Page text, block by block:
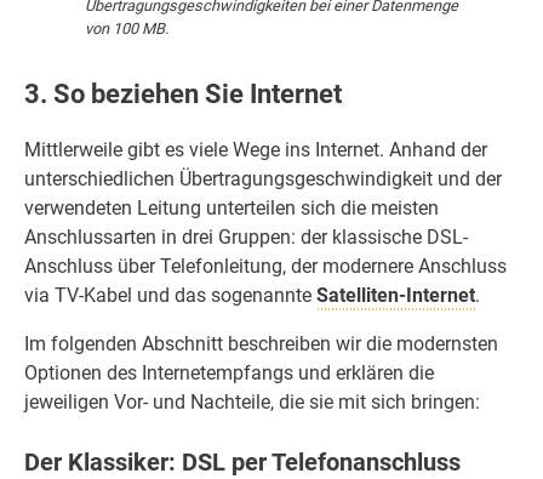
Übertragungsgeschwindigkeiten bei einer Datenmenge
von 100 MB.
3. So beziehen Sie Internet
Mittlerweile gibt es viele Wege ins Internet. Anhand der
unterschiedlichen Übertragungsgeschwindigkeit und der
verwendeten Leitung unterteilen sich die meisten
Anschlussarten in drei Gruppen: der klassische DSL-
Anschluss über Telefonleitung, der modernere Anschluss
via TV-Kabel und das sogenannte Satelliten-Internet.
Im folgenden Abschnitt beschreiben wir die modernsten
Optionen des Internetempfangs und erklären die
jeweiligen Vor- und Nachteile, die sie mit sich bringen:
Der Klassiker: DSL per Telefonanschluss